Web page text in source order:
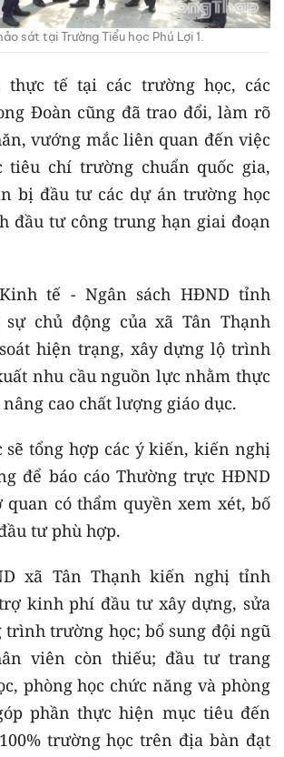
sát tại Trường Tiểu học Phú Lợi 1.
thực tế tại các trường học, các
Đoàn cũng đã trao đổi, làm rõ
vướng mắc liên quan đến việc
tiêu chí trường chuẩn quốc gia,
bị đầu tư các dự án trường học
đầu tư công trung hạn giai đoạn
tế - Ngân sách HĐND tỉnh
sự chủ động của xã Tân Thạnh
hiện trạng, xây dựng lộ trình
nhu cầu nguồn lực nhằm thực
cao chất lượng giáo dục.
sẽ tổng hợp các ý kiến, kiến nghị
để báo cáo Thường trực HĐND
quan có thẩm quyền xem xét, bố
tư phù hợp.
xã Tân Thạnh kiến nghị tỉnh
kinh phí đầu tư xây dựng, sửa
trình trường học; bổ sung đội ngũ
viên còn thiếu; đầu tư trang
phòng học chức năng và phòng
phần thực hiện mục tiêu đến
trường học trên địa bàn đạt